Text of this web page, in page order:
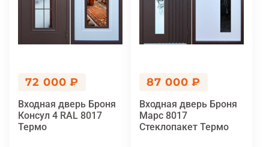
72 000 ₽
Входная дверь Броня
Консул 4 RAL 8017
Термо
87 000 ₽
Входная дверь Броня
Марс 8017
Стеклопакет Термо